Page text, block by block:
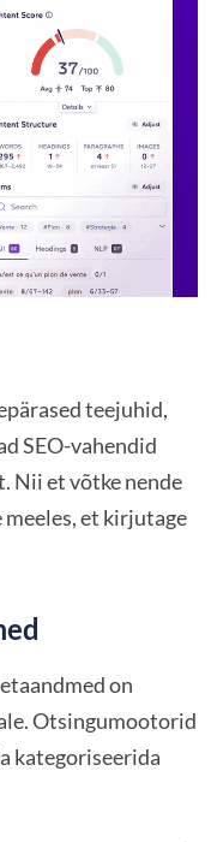
teejuhid,
SEO-vahendid
Nii et võtke nende
meeles, et kirjutage
on
Otsingumootorid
kategoriseerida